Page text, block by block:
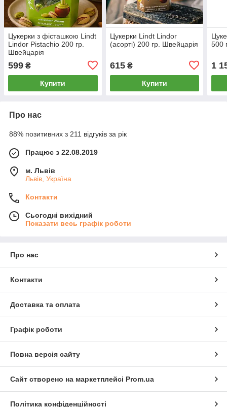
Цукерки з фісташкою Lindt
Lindor Pistachio 200 гр.
Швейцарія
599 ₴
Купити
Цукерки Lindt Lindor
(асорті) 200 гр. Швейцарія
615₴
Купити
500
1
Про нас
88% позитивних з 211 відгуків за рік
Працює з 22.08.2019
м. Львів
Львів, Україна
Контакти
Сьогодні вихідний
Показати весь графік роботи
Про нас
Контакти
Доставка та оплата
Графік роботи
Повна версія сайту
Сайт створено на маркетплейсі Prom.ua
Політика конфіденційності